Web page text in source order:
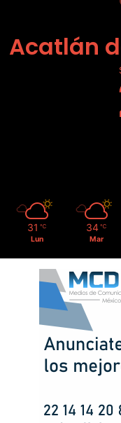
Acatlán
31 ℃
Lun
34 ℃
Mar